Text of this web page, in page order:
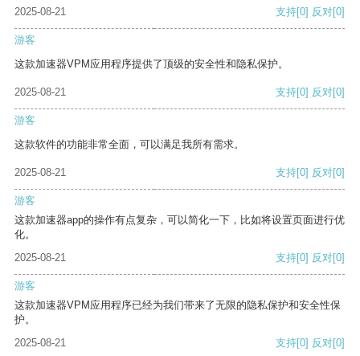
2025-08-21
支持[0] 反对[0]
游客
这款加速器VPM应用程序提供了顶级的安全性和隐私保护。
2025-08-21 支持[0] 反对[0]
游客
这款软件的功能非常全面，可以满足我所有需求。
2025-08-21 支持[0] 反对[0]
游客
这款加速器app的操作有点复杂，可以简化一下，比如将设置页面进行优
化。
2025-08-21
支持[0] 反对[0]
游客
这款加速器VPM应用程序已经为我们带来了无限的隐私保护和安全性保
护。
2025-08-21
支持[0] 反对[0]